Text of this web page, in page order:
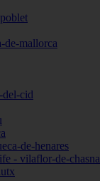
de-mallorca
del-cid
de-henares
- vilaflor-de-chasna